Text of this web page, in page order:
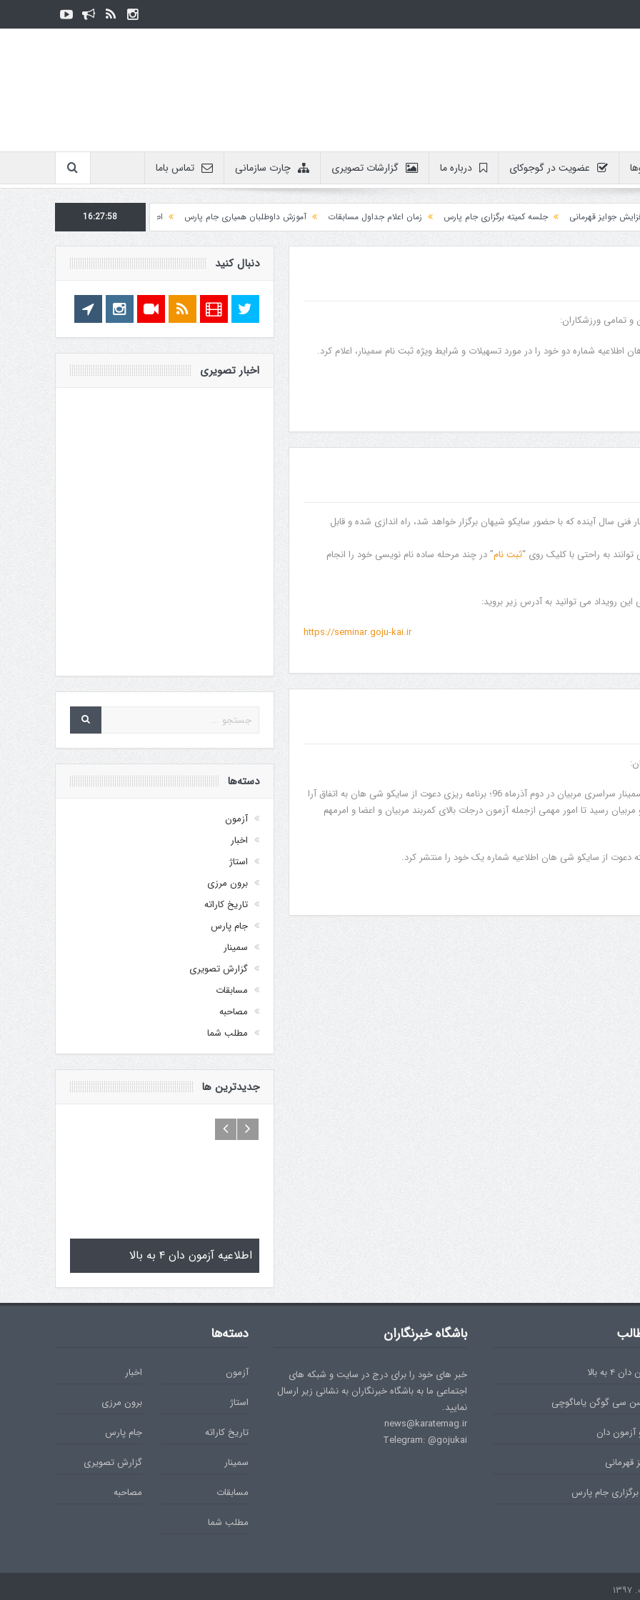
عضویت در گوجوکای درباره ما گزارشات تصویری چارت سازمانی تماس باما
قهرمانی جلسه کمیته برگزاری جام پارس زمان اعلام جداول مسابقات آموزش داوطلبان همیاری جام پارس
اطلاعیه روابط عمومی در مورد برگزاری مسابقات
16:27:58
و تمامی ورزشکاران:
اطلاعیه شماره دو خود را در مورد تسهیلات و شرایط ویژه ثبت نام سمینار، اعلام کرد.
فنی سال آینده که با حضور سایکو شیهان برگزار خواهد شد، راه اندازی شده و قابل
به راحتی با کلیک روی “ثبت نام” در چند مرحله ساده نام نویسی خود را انجام
رویداد می توانید به آدرس زیر بروید:
https://seminar.goju-kai.ir
همگان آگاهی دارند که در سمینار سراسری مربیان در دوم آذرماه 96؛ برنامه ریزی دعوت از سایکو شی هان به اتفاق آرا
رسید تا امور مهمی ازجمله آزمون درجات بالای کمربند مربیان و اعضا و امرمهم
دعوت از سایکو شی هان اطلاعیه شماره یک خود را منتشر کرد.
دنبال کنید
اخبار تصویری
دسته‌ها
آزمون
اخبار
استاژ
برون مرزی
تاریخ کاراته
جام پارس
سمینار
گزارش تصویری
مسابقات
مصاحبه
مطلب شما
جدیدترین ها
تمرینات اطلاعیه آزمون دان ۴ به بالا تولد کایچو سن سی گوگن یاماگوچی سمینار فنی و آزمون دان
به بالا
سی گوگن یاماگوچی
آزمون دان
قهرمانی
جام پارس
باشگاه خبرنگاران
خبر های خود را برای درج در سایت و شبکه های
اجتماعی ما به باشگاه خبرنگاران به نشانی زیر ارسال
نمایید.
news@karatemag.ir
Telegram: @gojukai
دسته‌ها
آزمون
اخبار
استاژ
برون مرزی
تاریخ کاراته
جام پارس
سمینار
گزارش تصویری
مسابقات
مصاحبه
مطلب شما